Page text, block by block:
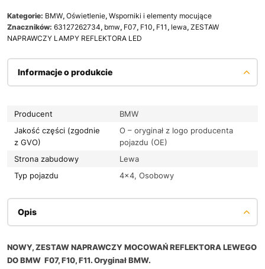
Kategorie: BMW, Oświetlenie, Wsporniki i elementy mocujące
Znaczników: 63127262734, bmw, F07, F10, F11 , lewa, ZESTAW
NAPRAWCZY LAMPY REFLEKTORA LED
Informacje o produkcie
Producent
BMW
Jakość części (zgodnie
z GVO)
O – oryginał z logo producenta
pojazdu (OE)
Strona zabudowy
Lewa
Typ pojazdu
4×4, Osobowy
Opis
NOWY, ZESTAW NAPRAWCZY MOCOWAŃ REFLEKTORA LEWEGO
DO BMW F07, F10, F11. Oryginał BMW.